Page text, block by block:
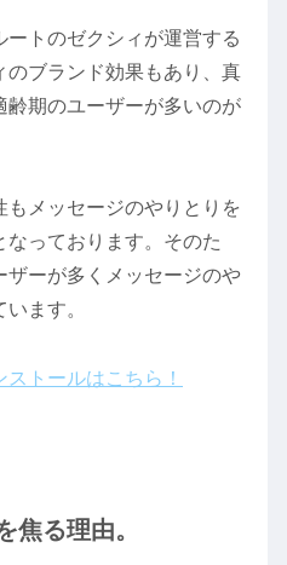
ートのゼクシィが運営する
ブランド効果もあり、真
期のユーザーが多いのが
メッセージのやりとりを
っております。そのた
ーが多くメッセージのや
ます。
トールはこちら！
焦る理由。